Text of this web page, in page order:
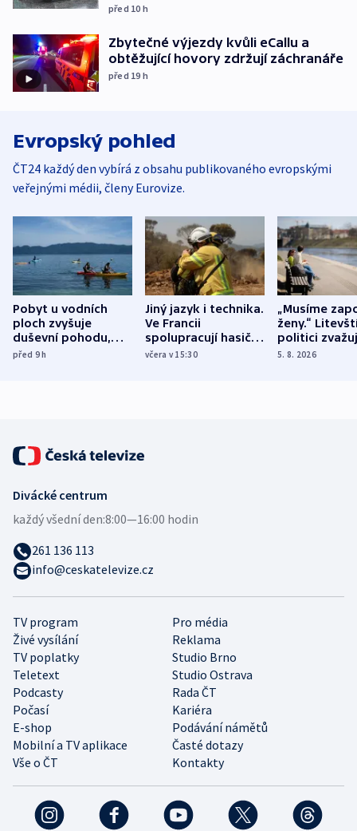
před 10 h
Zbytečné výjezdy kvůli eCallu a
obtěžující hovory zdržují záchranáře
před 19 h
Evropský pohled
ČT24 každý den vybírá z obsahu publikovaného evropskými
veřejnými médii, členy Eurovize.
Pobyt u vodních
ploch zvyšuje
duševní pohodu,
ukázala
před 9h
Jiný jazyk i technika.
Ve Francii
spolupracují hasiči z
různých zemí
včera v 15:30
„Musíme
ženy.“
politici
dohodu o
5. 8. 2026
TV program
Pro média
Živé vysílání
Reklama
TV poplatky
Studio Brno
Teletext
Studio Ostrava
Podcasty
Rada ČT
Počasí
Kariéra
E-shop
Podávání námětů
Mobilní a TV aplikace
Časté dotazy
Vše o ČT
Kontakty
Divácké centrum
každý všední den:8:00—16:00 hodin
261 136 113
info@ceskatelevize.cz